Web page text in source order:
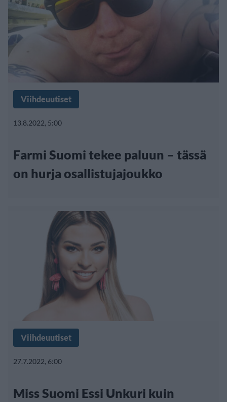
Viihdeuutiset
13.8.2022, 5:00
Farmi Suomi tekee paluun – tässä
on hurja osallistujajoukko
Viihdeuutiset
27.7.2022, 6:00
Miss Suomi Essi Unkuri kuin